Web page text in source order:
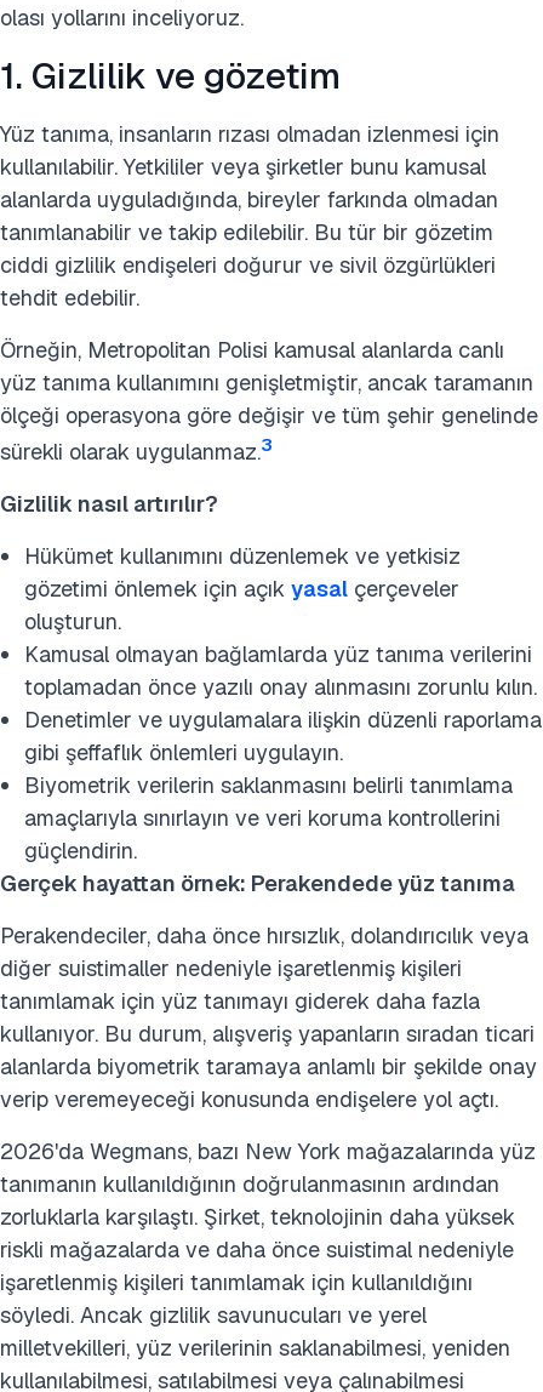
olası yollarını inceliyoruz.
1. Gizlilik ve gözetim
Yüz tanıma, insanların rızası olmadan izlenmesi için
kullanılabilir. Yetkililer veya şirketler bunu kamusal
alanlarda uyguladığında, bireyler farkında olmadan
tanımlanabilir ve takip edilebilir. Bu tür bir gözetim
ciddi gizlilik endişeleri doğurur ve sivil özgürlükleri
tehdit edebilir.
Örneğin, Metropolitan Polisi kamusal alanlarda canlı
yüz tanıma kullanımını genişletmiştir, ancak taramanın
ölçeği operasyona göre değişir ve tüm şehir genelinde
sürekli olarak uygulanmaz.3
Gizlilik nasıl artırılır?
Hükümet kullanımını düzenlemek ve yetkisiz
gözetimi önlemek için açık yasal çerçeveler
oluşturun.
Kamusal olmayan bağlamlarda yüz tanıma verilerini
toplamadan önce yazılı onay alınmasını zorunlu kılın.
Denetimler ve uygulamalara ilişkin düzenli raporlama
gibi şeffaflık önlemleri uygulayın.
Biyometrik verilerin saklanmasını belirli tanımlama
amaçlarıyla sınırlayın ve veri koruma kontrollerini
güçlendirin.
Gerçek hayattan örnek: Perakendede yüz tanıma
Perakendeciler, daha önce hırsızlık, dolandırıcılık veya
diğer suistimaller nedeniyle işaretlenmiş kişileri
tanımlamak için yüz tanımayı giderek daha fazla
kullanıyor. Bu durum, alışveriş yapanların sıradan ticari
alanlarda biyometrik taramaya anlamlı bir şekilde onay
verip veremeyeceği konusunda endişelere yol açtı.
2026'da Wegmans, bazı New York mağazalarında yüz
tanımanın kullanıldığının doğrulanmasının ardından
zorluklarla karşılaştı. Şirket, teknolojinin daha yüksek
riskli mağazalarda ve daha önce suistimal nedeniyle
işaretlenmiş kişileri tanımlamak için kullanıldığını
söyledi. Ancak gizlilik savunucuları ve yerel
milletvekilleri, yüz verilerinin saklanabilmesi, yeniden
kullanılabilmesi, satılabilmesi veya çalınabilmesi